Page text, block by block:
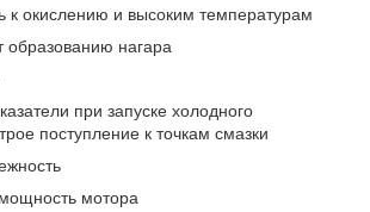
к окислению и высоким температурам
образованию нагара
при запуске холодного
поступление к точкам смазки
мотора